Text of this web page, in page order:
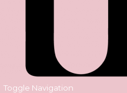
Toggle Navigation